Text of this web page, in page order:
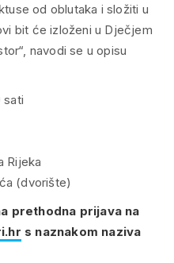
od oblutaka i složiti u
bit će izloženi u Dječjem
navodi se u opisu
sati
Rijeka
(dvorište)
prethodna prijava na
s naznakom naziva